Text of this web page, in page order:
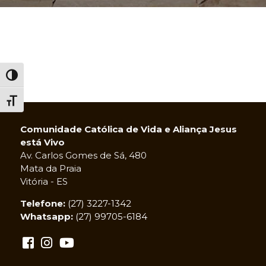
Alternar alto contraste
Alternar tamanho da fonte
Comunidade Católica de Vida e Aliança Jesus
está Vivo
Av. Carlos Gomes de Sá, 480
Mata da Praia
Vitória - ES
Telefone: (27) 3227-1342
Whatsapp: (27) 99705-6184